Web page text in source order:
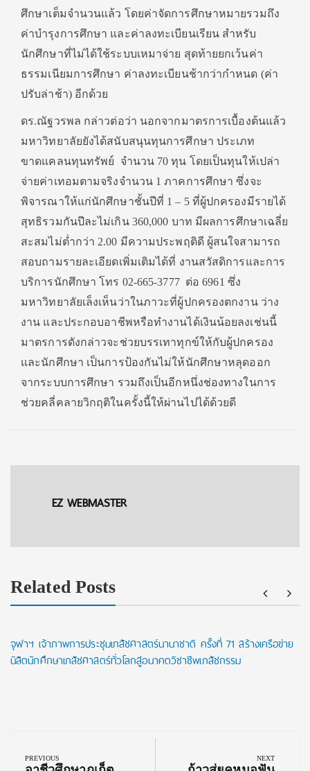
ศึกษาเต็มจำนวนแล้ว โดยค่าจัดการศึกษาหมายรวมถึง
ค่าบำรุงการศึกษา และค่าลงทะเบียนเรียน สำหรับ
นักศึกษาที่ไม่ได้ใช้ระบบเหมาจ่าย สุดท้ายยกเว้นค่า
ธรรมเนียมการศึกษา ค่าลงทะเบียนช้ากว่ากำหนด (ค่า
ปรับล่าช้า) อีกด้วย
ดร.ณัฐวรพล กล่าวต่อว่า นอกจากมาตรการเบื้องต้นแล้ว
มหาวิทยาลัยยังได้สนับสนุนทุนการศึกษา ประเภท
ขาดแคลนทุนทรัพย์ จำนวน 70 ทุน โดยเป็นทุนให้เปล่า
จ่ายค่าเทอมตามจริงจำนวน 1 ภาคการศึกษา ซึ่งจะ
พิจารณาให้แก่นักศึกษาชั้นปีที่ 1 – 5 ที่ผู้ปกครองมีรายได้
สุทธิรวมกันปีละไม่เกิน 360,000 บาท มีผลการศึกษาเฉลี่ย
สะสมไม่ต่ำกว่า 2.00 มีความประพฤติดี ผู้สนใจสามารถ
สอบถามรายละเอียดเพิ่มเติมได้ที่ งานสวัสดิการและการ
บริการนักศึกษา โทร 02-665-3777 ต่อ 6961 ซึ่ง
มหาวิทยาลัยเล็งเห็นว่าในภาวะที่ผู้ปกครองตกงาน ว่าง
งาน และประกอบอาชีพหรือทำงานได้เงินน้อยลงเช่นนี้
มาตรการดังกล่าวจะช่วยบรรเทาทุกข์ให้กับผู้ปกครอง
และนักศึกษา เป็นการป้องกันไม่ให้นักศึกษาหลุดออก
จากระบบการศึกษา รวมถึงเป็นอีกหนึ่งช่องทางในการ
ช่วยคลี่คลายวิกฤติในครั้งนี้ให้ผ่านไปได้ด้วยดี
EZ WEBMASTER
Related Posts
จุฬาฯ เจ้าภาพการประชุมเภสัชศาสตร์นานาชาติ ครั้งที่ 71 สร้างเครือข่าย
นิสิตนักศึกษาเภสัชศาสตร์ทั่วโลกสู่อนาคตวิชาชีพเภสัชกรรม
navigation
PREVIOUS NEXT